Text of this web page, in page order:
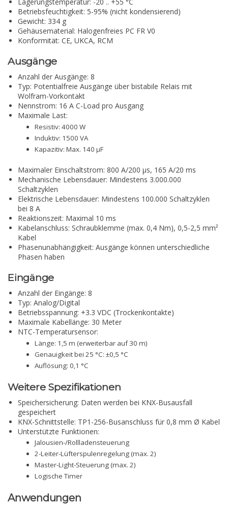
Betriebsfeuchtigkeit: 5-95% (nicht kondensierend)
Gewicht: 334 g
Gehäusematerial: Halogenfreies PC FR V0
Konformität: CE, UKCA, RCM
Ausgänge
Anzahl der Ausgänge: 8
Typ: Potentialfreie Ausgänge über bistabile Relais mit
Wolfram-Vorkontakt
Nennstrom: 16 A C-Load pro Ausgang
Maximale Last:
Resistiv: 4000 W
Induktiv: 1500 VA
Kapazitiv: Max. 140 µF
Maximaler Einschaltstrom: 800 A/200 µs, 165 A/20 ms
Mechanische Lebensdauer: Mindestens 3.000.000
Schaltzyklen
Elektrische Lebensdauer: Mindestens 100.000 Schaltzyklen
bei 8 A
Reaktionszeit: Maximal 10 ms
Kabelanschluss: Schraubklemme (max. 0,4 Nm), 0,5-2,5 mm²
Kabel
Phasenunabhängigkeit: Ausgänge können unterschiedliche
Phasen haben
Eingänge
Anzahl der Eingänge: 8
Typ: Analog/Digital
Betriebsspannung: +3.3 VDC (Trockenkontakte)
Maximale Kabellänge: 30 Meter
NTC-Temperatursensor:
Länge: 1,5 m (erweiterbar auf 30 m)
Genauigkeit bei 25 °C: ±0,5 °C
Auflösung: 0,1 °C
Weitere Spezifikationen
Speichersicherung: Daten werden bei KNX-Busausfall
gespeichert
KNX-Schnittstelle: TP1-256-Busanschluss für 0,8 mm Ø Kabel
Unterstützte Funktionen:
Jalousien-/Rollladensteuerung
2-Leiter-Lüfterspulenregelung (max. 2)
Master-Light-Steuerung (max. 2)
Logische Timer
Anwendungen